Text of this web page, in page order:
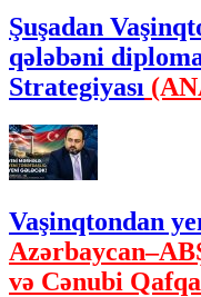
Şuşadan
qələbəni
Strategiyası
Vaşinqtondan
və Cənubi